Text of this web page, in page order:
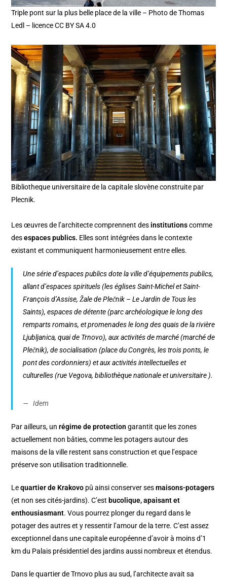
Triple pont sur la plus belle place de la ville – Photo de Thomas
Ledl – licence CC BY SA 4.0
Bibliotheque universitaire de la capitale slovène construite par
Plecnik.
Les œuvres de l’architecte comprennent des institutionscomme
desespaces publics. Elles sont intégrées dans le contexte
existant et communiquent harmonieusement entre elles.
Une série d’espaces publics dote la ville d’équipements publics,
allant d’espaces spirituels (les églises Saint-Michel et Saint-
François d’Assise, Žale de Plečnik – Le Jardin de Tous les
Saints), espaces de détente (parc archéologique le long des
remparts romains, et promenades le long des quais de la rivière
Ljubljanica, quai de Trnovo), aux activités de marché (marché de
Plečnik), de socialisation (place du Congrès, les trois ponts, le
pont des cordonniers) et aux activités intellectuelles et
culturelles (rue Vegova, bibliothèque nationale et universitaire ).
Idem
Par ailleurs, unrégime de protection garantit que les zones
actuellement non bâties, comme les potagers autour des
maisons de la ville restent sans construction et que l’espace
préserve son utilisation traditionnelle.
Lequartier de Krakovo pû ainsi conserver sesmaisons-potagers
(et non ses cités-jardins). C’est bucolique, apaisant et
enthousiasmant. Vous pourrez plonger du regard dans le
potager des autres et y ressentir l’amour de la terre. C’est assez
exceptionnel dans une capitale européenne d’avoir à moins d’1
km du Palais présidentiel des jardins aussi nombreux et étendus.
Dans le quartier de Trnovo plus au sud, l’architecte avait sa